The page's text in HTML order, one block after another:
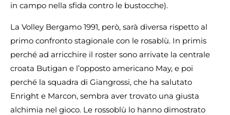
in campo nella sfida contro le bustocche).
La Volley Bergamo 1991, però, sarà diversa rispetto al
primo confronto stagionale con le rosablù. In primis
perché ad arricchire il roster sono arrivate la centrale
croata Butigan e l’opposto americano May, e poi
perché la squadra di Giangrossi, che ha salutato
Enright e Marcon, sembra aver trovato una giusta
alchimia nel gioco. Le rossoblù lo hanno dimostrato